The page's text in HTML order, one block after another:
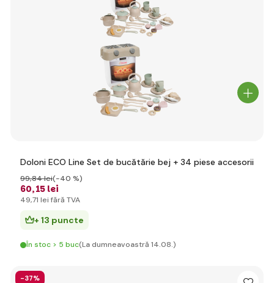
Doloni ECO Line Set de bucătărie bej + 34 piese accesorii
60,15 lei
99,84 lei(-40 %)
49,71 lei fără TVA
+ 13 puncte
În stoc > 5 buc(La dumneavoastră 14.08.)
-37%